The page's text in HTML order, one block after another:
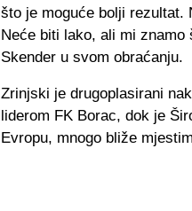
što je moguće bolji rezultat.
Neće biti lako, ali mi
Skender u svom obraćanju.
Zrinjski je drugoplasirani
liderom FK Borac, dok je
Evropu, mnogo bliže